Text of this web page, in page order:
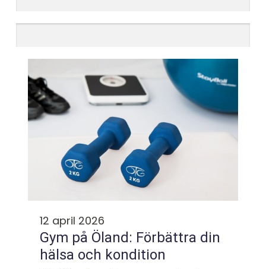
12 april 2026
Gym på Öland: Förbättra din
hälsa och kondition